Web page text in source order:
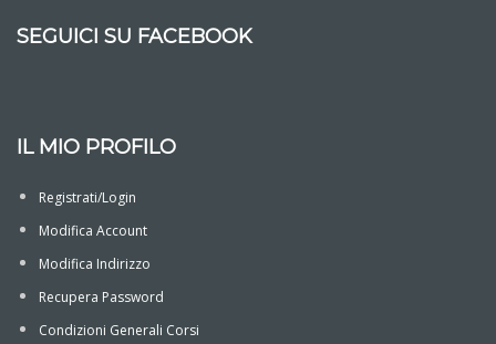
SEGUICI SU FACEBOOK
IL MIO PROFILO
Registrati/Login
Modifica Account
Modifica Indirizzo
Recupera Password
Condizioni Generali Corsi